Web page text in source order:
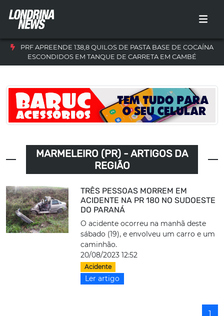
PRF APREENDE 138,8 QUILOS DE PASTA BASE DE COCAÍNA
ESCONDIDOS EM TANQUE DE CARRETA EM CAMBÉ
MARMELEIRO (PR) - ARTIGOS DA
REGIÃO
TRÊS PESSOAS MORREM EM
ACIDENTE NA PR 180 NO SUDOESTE
DO PARANÁ
O acidente ocorreu na manhã deste
sábado (19), e envolveu um carro e um
caminhão.
20/08/2023 12:52
Acidente
Ler artigo
1